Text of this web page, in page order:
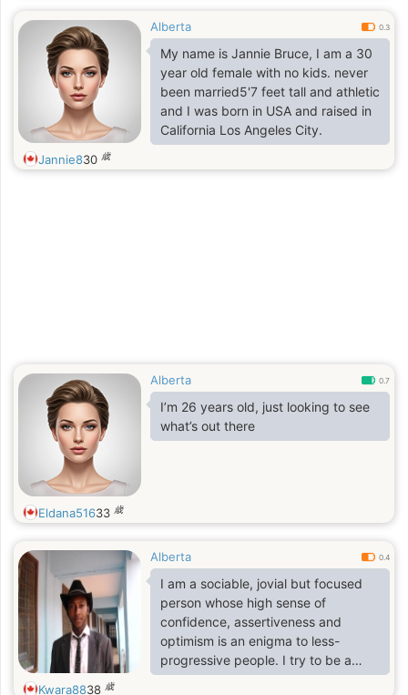
wonderful nephews and nieces who
mean the world to me. I am ready to
settle down with the right woman,
but in no rush to find that special
person.
Alberta 0.3
My name is Jannie Bruce, I am a 30
year old female with no kids. never
been married5'7 feet tall and athletic
and I was born in USA and raised in
California Los Angeles City.
Jannie830 歳
Alberta 0.7
I’m 26 years old, just looking to see
what’s out there
Eldana51633 歳
Alberta 0.4
I am a sociable, jovial but focused
person whose high sense of
confidence, assertiveness and
optimism is an enigma to less-
progressive people. I try to be a
Gentleman as much as I can but
Kwara8838 歳